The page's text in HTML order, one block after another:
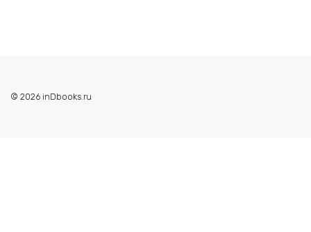
© 2026 inDbooks.ru